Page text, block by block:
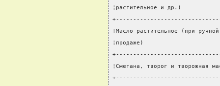
¦растительное и др.)
¦Масло растительное
¦продаже)
¦Сметана, творог и